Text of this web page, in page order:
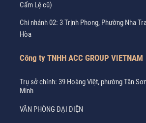
Cẩm Lệ cũ)
Chi nhánh 02: 3 Trịnh Phong, Phường Nha
Hòa
Công ty TNHH ACC GROUP VIETNAM
Trụ sở chính: 39 Hoàng Việt, phường Tân
Minh
VĂN PHÒNG ĐẠI DIỆN